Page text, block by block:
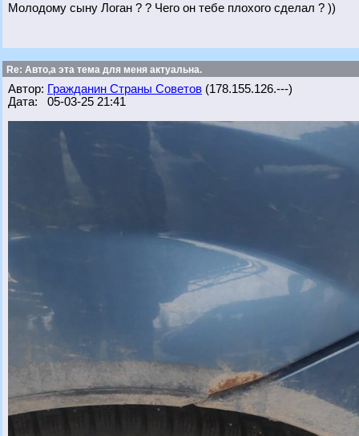
Молодому сыну Логан ? ? Чего он тебе плохого сделал ? ))
Re: Авто,а эта тема для меня актуальна.
Автор: Гражданин Страны Советов (178.155.126.---)
Дата: 05-03-25 21:41